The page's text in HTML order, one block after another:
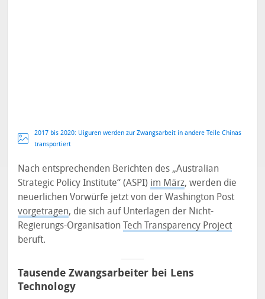
2017 bis 2020: Uiguren werden zur Zwangsarbeit in andere Teile Chinas
transportiert
Nach entsprechenden Berichten des „Australian
Strategic Policy Institute“ (ASPI) im März, werden die
neuerlichen Vorwürfe jetzt von der Washington Post
vorgetragen, die sich auf Unterlagen der Nicht-
Regierungs-OrganisationTech Transparency Project
beruft.
Tausende Zwangsarbeiter bei Lens
Technology